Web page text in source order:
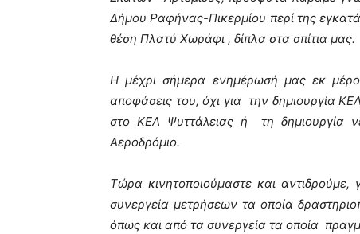
Δήμου Ραφήνας-Πικερμίου περί της
θέση Πλατύ Χωράφι , δίπλα στα σπίτια μας.
Η μέχρι σήμερα ενημέρωσή μας εκ
αποφάσεις του, όχι για την δημιουργία
στο ΚΕΛ Ψυττάλειας ή τη δημιουργία
Αεροδρόμιο.
Τώρα κινητοποιούμαστε και
συνεργεία μετρήσεων τα οποία
όπως και από τα συνεργεία τα οποία